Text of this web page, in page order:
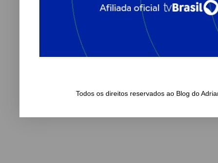
Todos os direitos reservados ao Blog do